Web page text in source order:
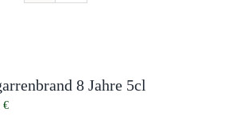
Auszeichnungen
8 Jahre 5cl
€